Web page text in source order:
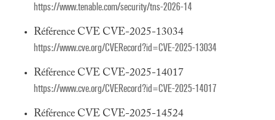
https://www.tenable.com/security/tns-2026-14
Référence CVE CVE-2025-13034
https://www.cve.org/CVERecord?id=CVE-2025-13034
Référence CVE CVE-2025-14017
https://www.cve.org/CVERecord?id=CVE-2025-14017
Référence CVE CVE-2025-14524